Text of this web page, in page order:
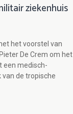
ziekenhuis
het voorstel van
De Crem om het
een medisch-
de tropische